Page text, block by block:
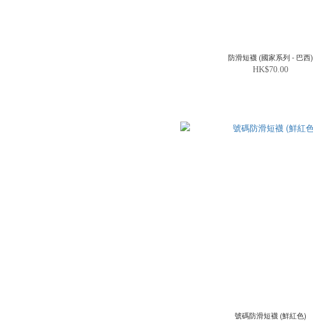
防滑短襪 (國家系列 - 巴西)
HK$70.00
號碼防滑短襪 (鮮紅色)